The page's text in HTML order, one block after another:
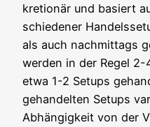
kre­tio­när und basiert
schie­de­ner
als auch nach­mit­tags
wer­den in der Regel
etwa 1-2 Set­ups
gehan­del­ten Set­ups
Abhän­gig­keit von der